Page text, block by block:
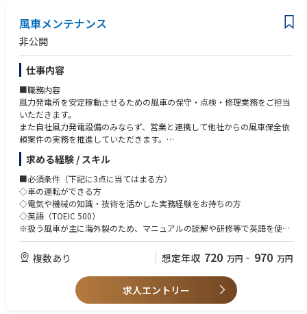
・電池需要の大きな高まりから、さらに新たな拠点展開をしていく可能性
も高く、その場合は新拠点展開の主要メンバーとしての業務も担当、活躍
いただけます
・生産プロセス開発では新規開発電池の仕様を生産プロセス仕様に落とし
込み、検証機での実証から量産設備へのスケールアップに至るまで幅広く
スキルを広げていただくことが可能です
・これらの業務を通じ、プロセス開発、設備開発スキルの向上、また生産
システム構築スキル、モノづくりを発展させる生産革新スキルを身に着け
ることができます
●この仕事を通じて得られること
開発導入の仕事は電池の安全性やデリバリーに直結し、自身の職務での頑
張りが、環境負荷を和らげることに直結します。
・日本を代表する企業で、リチウムイオン電池は様々な業界の発展を支え
ていきます。Panasonic Energyの生産技術職能は、その中心的なプレイ
ヤーとしてグローバルに活躍できるポジションです。
●職場の雰囲気
・キャリア採用入社者、新卒入社者、電池部門の生え抜き経験者、Panas
onicグループ内からの異動者、若手からベテラン社員まで非常に多様なメ
ンバーで構成された職場です。
＜制御設計＞産業用ロボット設計、電子カム設計、サーボ設計の実用経験
があるとなお良い
＜画像検査＞画像のAI分析ができるとなお良い（機械学習、深層学習他）
＜極板設備＞ 粉体・混練・塗工・圧縮・切断、ロールtoロール搬送などい
ずれかの設備設計経験があること
＜共通＞ 語学力、英語または中国語での実務経験があるとなお良い。
設備構想設計を行ったことがあり、設備メーカーと協業、折衝を行い、設
備量産立上を行ってきた経験がある方。(半導体分野等の標準・汎用設備と
は異なり、独自にカスタマイズした設備が多い。）
風車メンテナンス
非公開
仕事内容
■職務内容
風力発電所を安定稼動させるための風車の保守・点検・修理業務をご担当
いただきます。
また自社風力発電設備のみならず、営業と連携して他社からの風車保全依
頼案件の実務を推進していただきます。
≪職務詳細≫
◇各地の風力発電所を巡回して定期点検を実施（目視・ボルトの増し締
め・各種機器の動作確認等）
◇大型重機を使用した大規模修理業務など
◇保全依頼案件のスケジューリング、作業内容、メンバーアサインなどの
調整
■配属先
O&M部 保全G
◇全国転勤有り （※北海道・東北エリア限定希望の方は応相談）
求める経験 / スキル
■必須条件（下記に3点に当てはまる方）
◇車の運転ができる方
◇電気や機械の知識・技術を活かした実務経験をお持ちの方
◇英語（TOEIC 500）
※扱う風車が主に海外製のため、マニュアルの読解や研修等で英語を使用
します
■歓迎条件
◇英語ビジネスレベル
◇自動車、船舶、航空機、風車等でのメンテナンス経験
◇電気工事士などの資格保有者
複数あり 想定年収 720 万円 ~ 970 万円
求人エントリー